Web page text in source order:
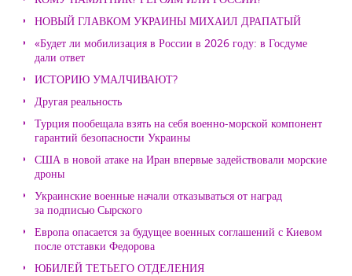
НОВЫЙ ГЛАВКОМ УКРАИНЫ МИХАИЛ ДРАПАТЫЙ
«Будет ли мобилизация в России в 2026 году: в Госдуме
дали ответ
ИСТОРИЮ УМАЛЧИВАЮТ?
Другая реальность
Турция пообещала взять на себя военно-морской компонент
гарантий безопасности Украины
США в новой атаке на Иран впервые задействовали морские
дроны
Украинские военные начали отказываться от наград
за подписью Сырского
Европа опасается за будущее военных соглашений с Киевом
после отставки Федорова
ЮБИЛЕЙ ТЕТЬЕГО ОТДЕЛЕНИЯ